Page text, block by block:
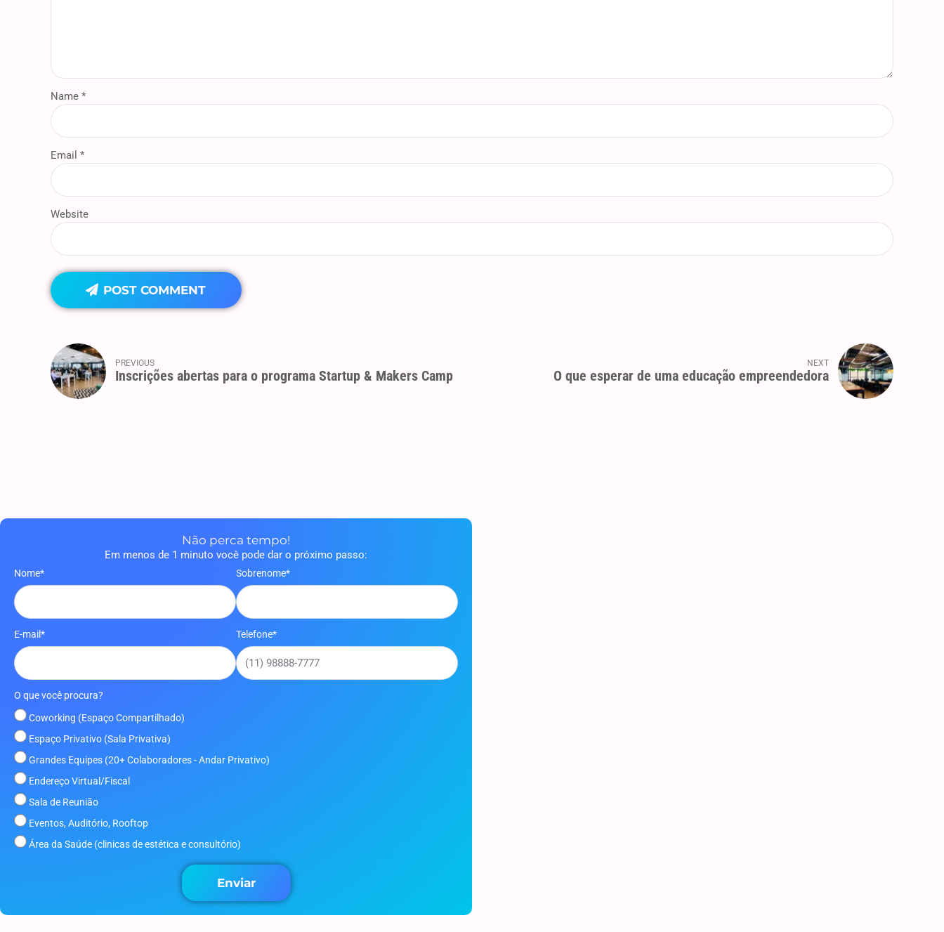
Name *
Email *
Website
POST COMMENT
PREVIOUS
Inscrições abertas para o programa Startup & Makers Camp
NEXT
O que esperar de uma educação empreendedora
Não perca tempo!
Em menos de 1 minuto você pode dar o próximo passo:
Nome* Sobrenome*
E-mail* Telefone*
O que você procura?
Coworking (Espaço Compartilhado)
Espaço Privativo (Sala Privativa)
Grandes Equipes (20+ Colaboradores - Andar Privativo)
Endereço Virtual/Fiscal
Sala de Reunião
Eventos, Auditório, Rooftop
Área da Saúde (clinicas de estética e consultório)
Enviar